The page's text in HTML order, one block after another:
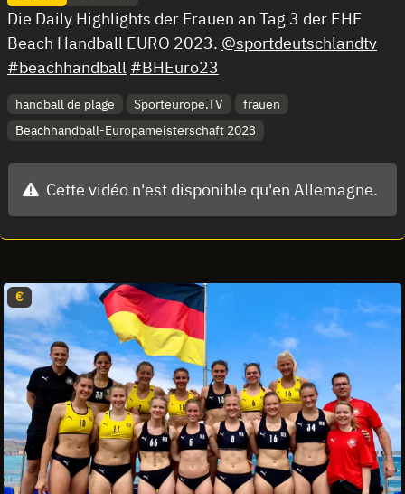
Die Daily Highlights der Frauen an Tag 3 der EHF
Beach Handball EURO 2023. @sportdeutschlandtv
#beachhandball #BHEuro23
handball de plage Sporteurope.TV
frauen
Beachhandball-Europameisterschaft 2023
Cette vidéo n'est disponible qu'en Allemagne.
€